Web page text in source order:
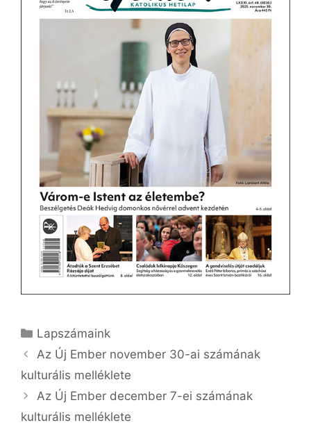
Kategória
Lapszámaink
Az Új Ember november 30-ai számának
kulturális melléklete
Az Új Ember december 7-ei számának
kulturális melléklete